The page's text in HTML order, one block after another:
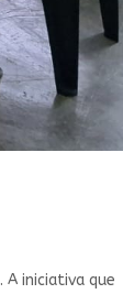
iniciativa que